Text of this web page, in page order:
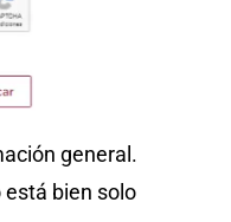
general.
bien solo